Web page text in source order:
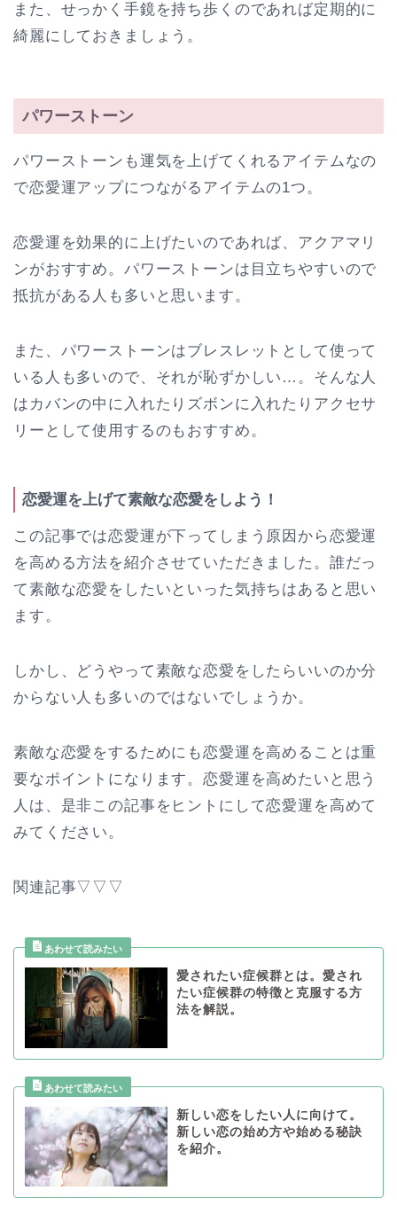
また、せっかく手鏡を持ち歩くのであれば定期的に
綺麗にしておきましょう。
パワーストーン
パワーストーンも運気を上げてくれるアイテムなの
で恋愛運アップにつながるアイテムの1つ。
恋愛運を効果的に上げたいのであれば、アクアマリ
ンがおすすめ。パワーストーンは目立ちやすいので
抵抗がある人も多いと思います。
また、パワーストーンはブレスレットとして使って
いる人も多いので、それが恥ずかしい…。そんな人
はカバンの中に入れたりズボンに入れたりアクセサ
リーとして使用するのもおすすめ。
恋愛運を上げて素敵な恋愛をしよう！
この記事では恋愛運が下ってしまう原因から恋愛運
を高める方法を紹介させていただきました。誰だっ
て素敵な恋愛をしたいといった気持ちはあると思い
ます。
しかし、どうやって素敵な恋愛をしたらいいのか分
からない人も多いのではないでしょうか。
素敵な恋愛をするためにも恋愛運を高めることは重
要なポイントになります。恋愛運を高めたいと思う
人は、是非この記事をヒントにして恋愛運を高めて
みてください。
関連記事▽▽▽
愛されたい症候群とは。愛され
たい症候群の特徴と克服する方
法を解説。
新しい恋をしたい人に向けて。
新しい恋の始め方や始める秘訣
を紹介。